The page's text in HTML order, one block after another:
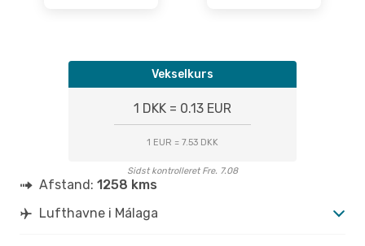
Vekselkurs
1 DKK = 0.13 EUR
1 EUR = 7.53 DKK
Sidst kontrolleret Fre. 7.08
Afstand: 1258 kms
Lufthavne i Málaga